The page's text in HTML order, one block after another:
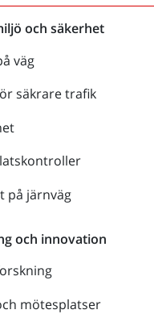
och säkerhet
väg
säkrare trafik
på järnväg
och innovation
mötesplatser